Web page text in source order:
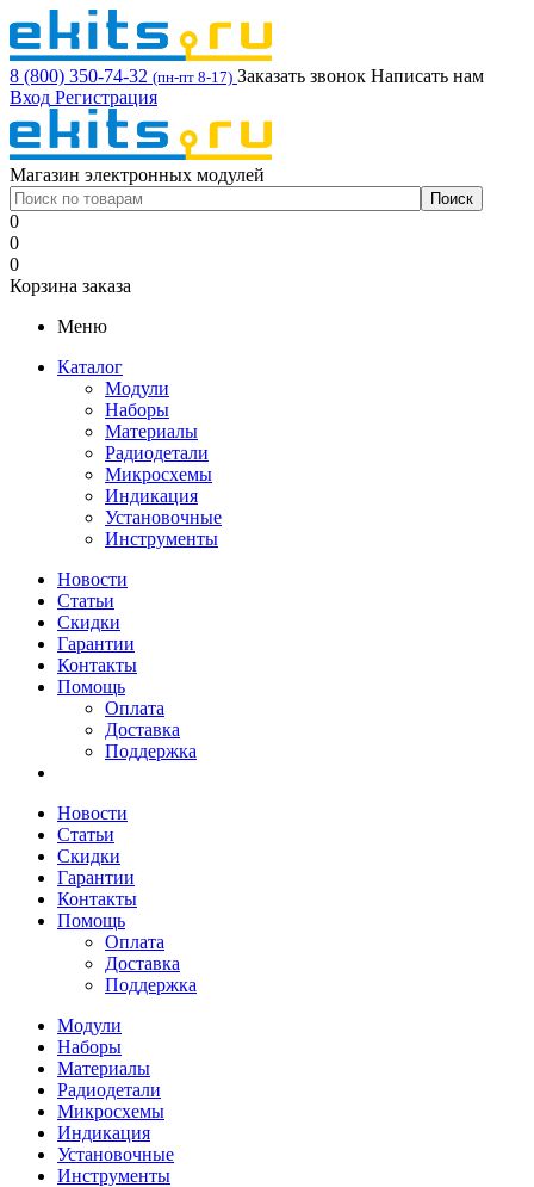
8 (800) 350-74-32 (пн-пт 8-17) Заказать звонок Написать нам
Вход Регистрация
Магазин электронных модулей
0
0
0
Корзина заказа
Меню
Каталог
Модули
Наборы
Материалы
Радиодетали
Микросхемы
Индикация
Установочные
Инструменты
Новости
Статьи
Скидки
Гарантии
Контакты
Помощь
Оплата
Доставка
Поддержка
Новости
Статьи
Скидки
Гарантии
Контакты
Помощь
Оплата
Доставка
Поддержка
Модули
Наборы
Материалы
Радиодетали
Микросхемы
Индикация
Установочные
Инструменты